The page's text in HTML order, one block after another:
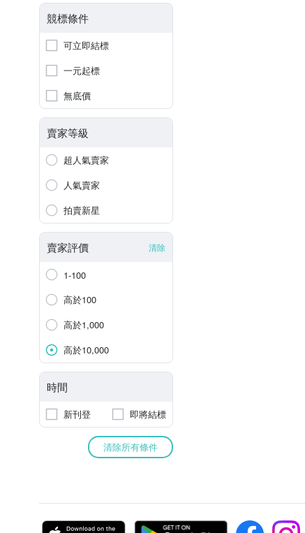
競標條件
可立即結標
一元起標
無底價
賣家等級
超人氣賣家
人氣賣家
拍賣新星
賣家評價 清除
1-100
高於100
高於1,000
高於10,000
時間
新刊登 即將結標
清除所有條件